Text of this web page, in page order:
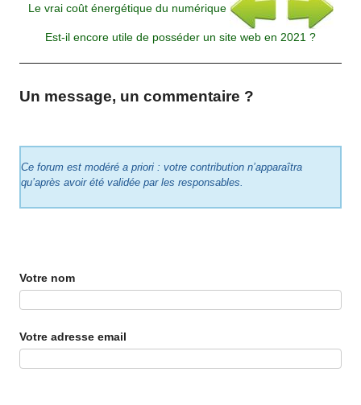
Le vrai coût énergétique du numérique
Est-il encore utile de posséder un site web en 2021 ?
Un message, un commentaire ?
Ce forum est modéré a priori : votre contribution n’apparaîtra
qu’après avoir été validée par les responsables.
Votre nom
Votre adresse email